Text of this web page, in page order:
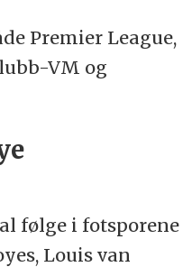
Premier League,
VM og
følge i fotsporene
Louis van